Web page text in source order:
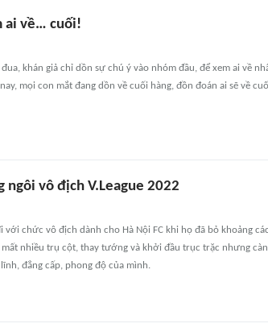
ai về… cuối!
khán giả chỉ dồn sự chú ý vào nhóm đầu, để xem ai về
mọi con mắt đang dồn về cuối hàng, đồn đoán ai sẽ về
ngôi vô địch V.League 2022
với chức vô địch dành cho Hà Nội FC khi họ đã bỏ khoảng
nhiều trụ cột, thay tướng và khởi đầu trục trặc nhưng
đẳng cấp, phong độ của mình.